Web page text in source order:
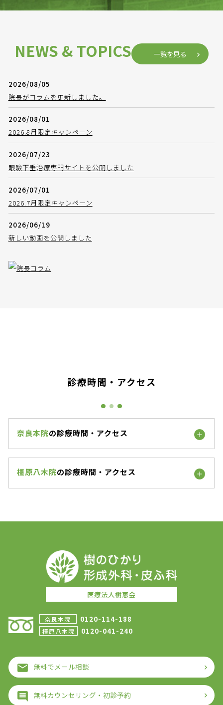
NEWS & TOPICS 一覧を見る
2026/08/05
院長がコラムを更新しました。
2026/08/01
2026.8月限定キャンペーン
2026/07/23
眼瞼下垂治療専門サイトを公開しました
2026/07/01
2026.7月限定キャンペーン
2026/06/19
新しい動画を公開しました
診療時間・アクセス
奈良本院の診療時間・アクセス
橿原八木院の診療時間・アクセス
医療法人樹恵会
奈良本院 0120-114-188
橿原八木院 0120-041-240
無料でメール相談
無料カウンセリング・初診予約